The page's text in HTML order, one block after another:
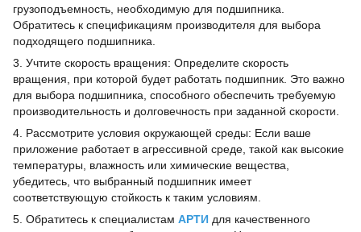
грузоподъемность, необходимую для подшипника.
Обратитесь к спецификациям производителя для выбора
подходящего подшипника.
3. Учтите скорость вращения: Определите скорость
вращения, при которой будет работать подшипник. Это важно
для выбора подшипника, способного обеспечить требуемую
производительность и долговечность при заданной скорости.
4. Рассмотрите условия окружающей среды: Если ваше
приложение работает в агрессивной среде, такой как высокие
температуры, влажность или химические вещества,
убедитесь, что выбранный подшипник имеет
соответствующую стойкость к таким условиям.
5. Обратитесь к специалистам АРТИ для качественного